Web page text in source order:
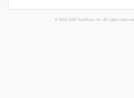
© 2013-2026 TechNews Inc. All rights reserved.